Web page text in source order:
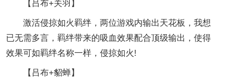
【吕布+关羽】
激活侵掠如火羁绊，两位游戏内输出天花板，我想
已无需多言，羁绊带来的吸血效果配合顶级输出，使得
效果可如羁绊名称一样，侵掠如火!
【吕布+貂蝉】